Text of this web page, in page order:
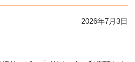
2026年7月3日